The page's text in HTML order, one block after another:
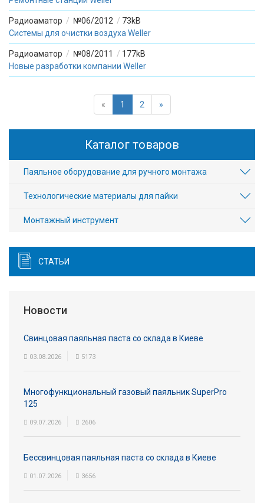
Радиоаматор / №06/2012 / 73kB
Системы для очистки воздуха Weller
Радиоаматор / №08/2011 / 177kB
Новые разработки компании Weller
« 1 2 »
Каталог товаров
Паяльное оборудование для ручного монтажа
Технологические материалы для пайки
Монтажный инструмент
СТАТЬИ
Новости
Свинцовая паяльная паста со склада в Киеве
03.08.2026 5173
Многофункциональный газовый паяльник SuperPro
125
09.07.2026 2606
Бессвинцовая паяльная паста со склада в Киеве
01.07.2026 3656